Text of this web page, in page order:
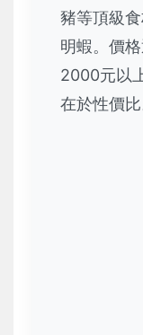
豬等頂級
明蝦。價
2000元以
在於性價比